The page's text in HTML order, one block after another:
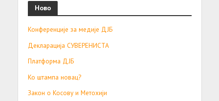
Ново
Конференције за медије ДЈБ
Декларација СУВЕРЕНИСТА
Платформа ДЈБ
Ко штампа новац?
Закон о Косову и Метохији